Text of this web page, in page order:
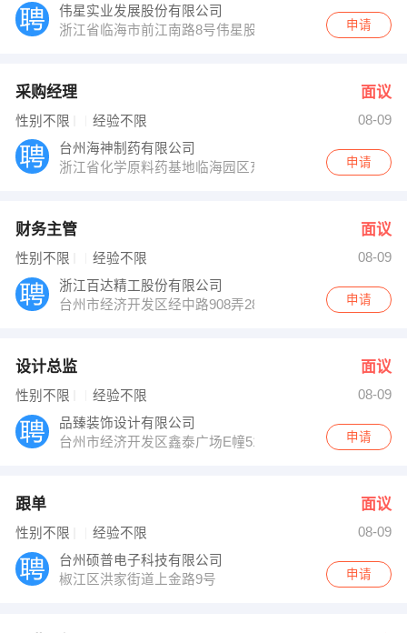
伟星实业发展股份有限公司
浙江省临海市前江南路8号伟星股份大洋工业园12号楼3
申请
采购经理 面议
性别不限 经验不限
08-09
台州海神制药有限公司
浙江省化学原料药基地临海园区东海第三大道12号
申请
财务主管 面议
性别不限 经验不限
08-09
浙江百达精工股份有限公司
台州市经济开发区经中路908弄28号（椒江车辆检测站旁
申请
设计总监 面议
性别不限 经验不限
08-09
品臻装饰设计有限公司
台州市经济开发区鑫泰广场E幢512室
申请
跟单 面议
性别不限 经验不限
08-09
台州硕普电子科技有限公司
椒江区洪家街道上金路9号
申请